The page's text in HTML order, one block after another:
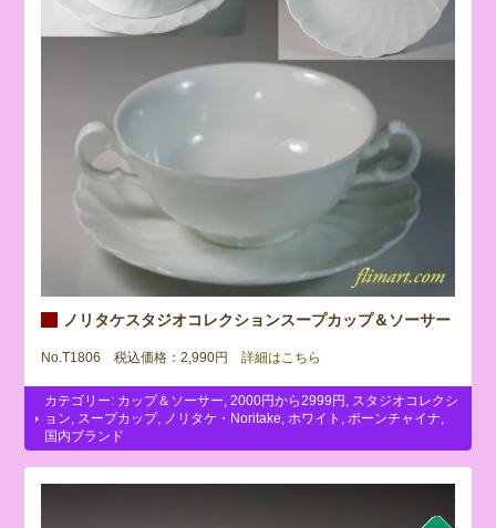
ノリタケスタジオコレクションスープカップ＆ソーサー
No.T1806 税込価格：2,990円 詳細はこちら
カテゴリー: カップ＆ソーサー ,2000円から2999円
スタジオコレクシ
ョン
スープカップ ノリタケ・Noritake ホワイト ボーンチャイナ
国内ブランド